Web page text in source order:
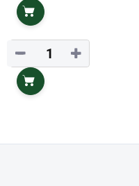
Do košíka
+
−
Do košíka